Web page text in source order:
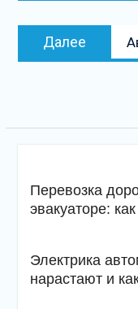
Далее
Перевозка
эвакуаторе:
Электрика
нарастают и